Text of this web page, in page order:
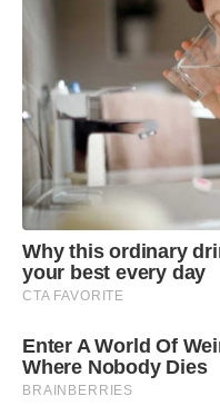
Why this ordinary
your best every day
CTA FAVORITE
Enter A World Of
Where Nobody Dies
BRAINBERRIES